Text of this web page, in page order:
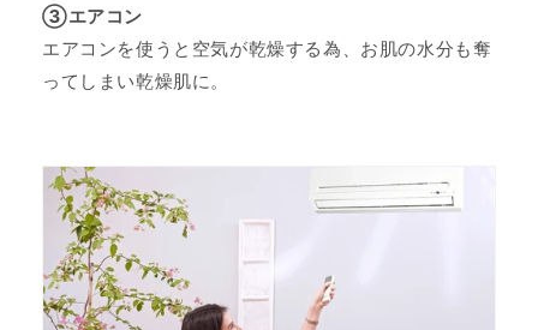
③エアコン
エアコンを使うと空気が乾燥する為、お肌の水分も奪
ってしまい乾燥肌に。